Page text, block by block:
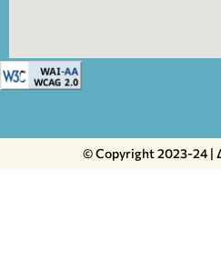
© Copyright 2023-24 |